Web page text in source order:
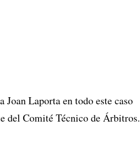
Laporta en todo este caso
del Comité Técnico de Árbitros.